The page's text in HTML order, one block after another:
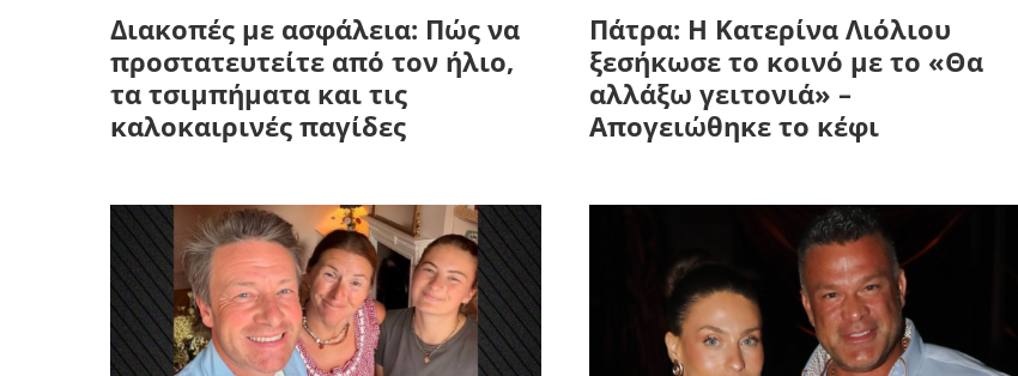
Διακοπές με ασφάλεια: Πώς να
προστατευτείτε από τον ήλιο,
τα τσιμπήματα και τις
καλοκαιρινές παγίδες
Πάτρα: Η Κατερίνα Λιόλιου
ξεσήκωσε το κοινό με το «Θα
αλλάξω γειτονιά» –
Απογειώθηκε το κέφι